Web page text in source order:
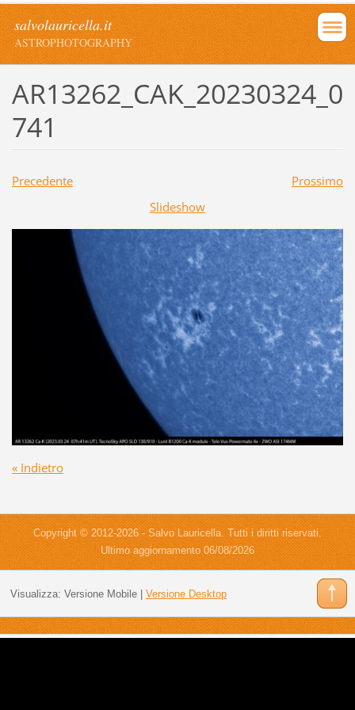
salvolauricella.it
ASTROPHOTOGRAPHY
AR13262_CAK_20230324_0
741
Precedente
Prossimo
Slideshow
« Indietro
Copyright © 2012-2026 - Salvo Lauricella. Tutti i diritti riservati.
Ultimo aggiornamento 06/08/2026
Visualizza: Versione Mobile| Versione Desktop